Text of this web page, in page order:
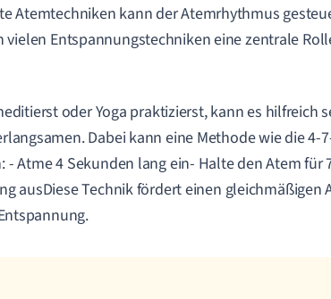
Atemtechniken kann der Atemrhythmus
vielen Entspannungstechniken eine zentrale
oder Yoga praktizierst, kann es hilfreich
Dabei kann eine Methode wie die 4-
- Atme 4 Sekunden lang ein- Halte den Atem für
ausDiese Technik fördert einen gleichmäßigen